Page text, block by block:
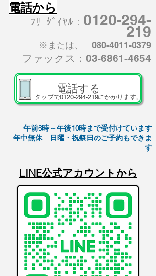
​電話から
ﾌﾘｰﾀﾞｲﾔﾙ： 0120-294-
219
※または、 080-4011-0379
ファックス：03-6861-4654
電話する
タップで0120-294-219にかかります。
午前6時～午後10時まで受付けています
年中無休 日曜・祝祭日のご予約もできま
す
​LINE公式アカウントから